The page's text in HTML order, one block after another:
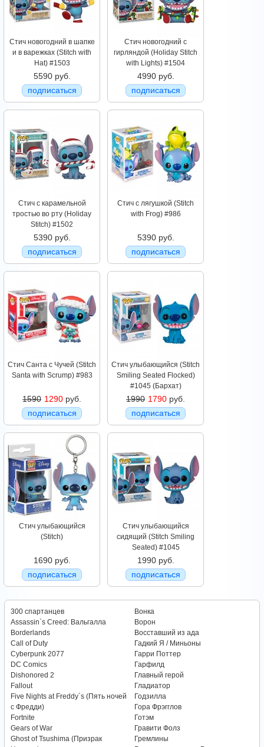
Стич новогодний в шапке
и в варежках (Stitch with
Hat) #1503
5590 руб.
подписаться
Стич новогодний с
гирляндой (Holiday Stitch
with Lights) #1504
4990 руб.
подписаться
Стич с карамельной
тростью во рту (Holiday
Stitch) #1502
5390 руб.
подписаться
Стич с лягушкой (Stitch
with Frog) #986
5390 руб.
подписаться
Стич Санта с Чучей (Stitch
Santa with Scrump) #983
1590 1290 руб.
подписаться
Стич улыбающийся (Stitch
Smiling Seated Flocked)
#1045 (Бархат)
1990 1790 руб.
подписаться
Стич улыбающийся
(Stitch)
1690 руб.
подписаться
Стич улыбающийся
сидящий (Stitch Smiling
Seated) #1045
1990 руб.
подписаться
300 спартанцев
Assassin`s Creed: Вальгалла
Borderlands
Call of Duty
Cyberpunk 2077
DC Comics
Dishonored 2
Fallout
Five Nights at Freddy`s (Пять ночей
с Фредди)
Fortnite
Gears of War
Ghost of Tsushima (Призрак
Вонка
Ворон
Восставший из ада
Гадкий Я / Миньоны
Гарри Поттер
Гарфилд
Главный герой
Гладиатор
Годзилла
Гора Фрэгглов
Готэм
Гравити Фолз
Гремлины